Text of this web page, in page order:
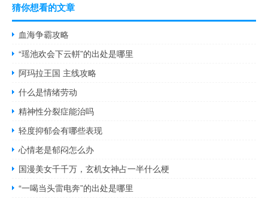
猜你想看的文章
血海争霸攻略
“瑶池欢会下云軿”的出处是哪里
阿玛拉王国 主线攻略
什么是情绪劳动
精神性分裂症能治吗
轻度抑郁会有哪些表现
心情老是郁闷怎么办
国漫美女千千万，玄机女神占一半什么梗
“一喝当头雷电奔”的出处是哪里